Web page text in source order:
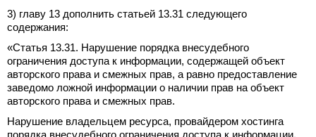
3) главу 13 дополнить статьей 13.31 следующего
содержания:
«Статья 13.31. Нарушение порядка внесудебного
ограничения доступа к информации, содержащей объект
авторского права и смежных прав, а равно предоставление
заведомо ложной информации о наличии прав на объект
авторского права и смежных прав.
Нарушение владельцем ресурса, провайдером хостинга
порядка внесудебного ограничения доступа к информации,